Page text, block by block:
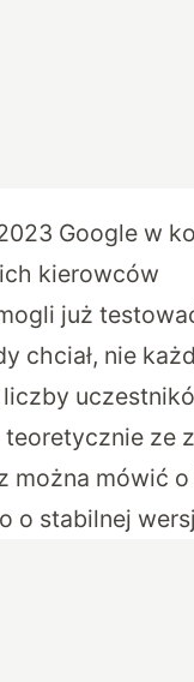
Google w
kierowców
już
chciał, nie
ze
można mówić
o stabilnej